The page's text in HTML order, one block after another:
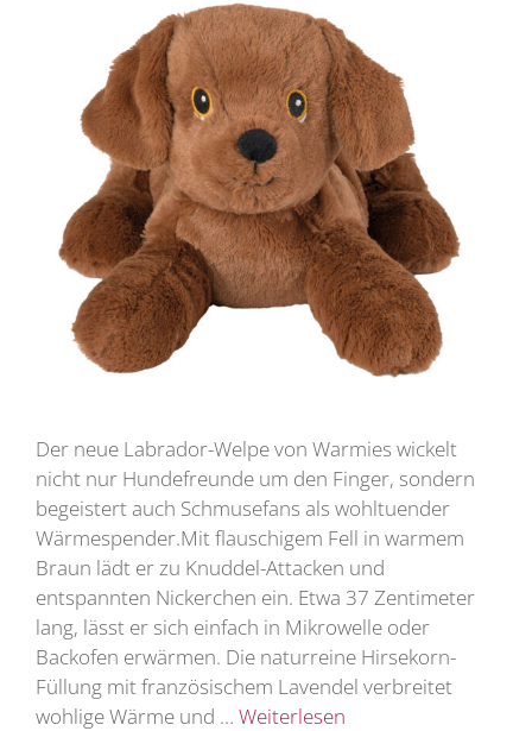
Der neue Labrador-Welpe von Warmies wickelt
nicht nur Hundefreunde um den Finger, sondern
begeistert auch Schmusefans als wohltuender
Wärmespender.Mit flauschigem Fell in warmem
Braun lädt er zu Knuddel-Attacken und
entspannten Nickerchen ein. Etwa 37 Zentimeter
lang, lässt er sich einfach in Mikrowelle oder
Backofen erwärmen. Die naturreine Hirsekorn-
Füllung mit französischem Lavendel verbreitet
wohlige Wärme und … Weiterlesen